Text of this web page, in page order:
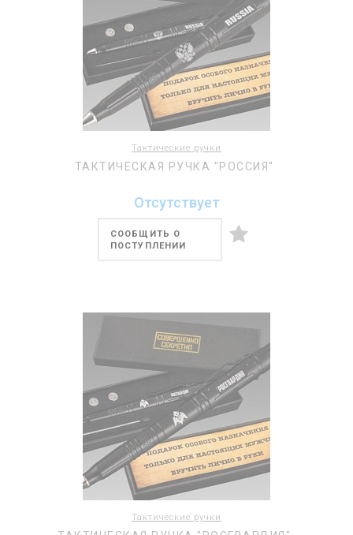
Тактические ручки
ТАКТИЧЕСКАЯ РУЧКА "РОССИЯ"
Отсутствует
СООБЩИТЬ О
ПОСТУПЛЕНИИ
Тактические ручки